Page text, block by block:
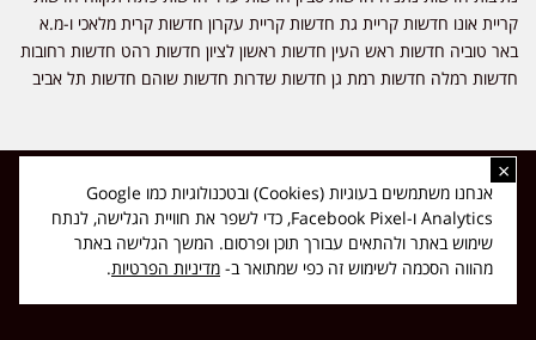
קריית אונו חדשות קריית גת חדשות קריית עקרון חדשות קרית מלאכי ו-מ.א
באר טוביה חדשות ראש העין חדשות ראשון לציון חדשות רהט חדשות רחובות
חדשות רמלה חדשות רמת גן חדשות שדרות חדשות שוהם חדשות תל אביב
כל הזכויות שמורות ל-ליזה ללוצאשווילי - חדשות אפס שמונה - דיווחים בזמן
אמת, נוסד בשנת 2019 | טל' לפרסומים 054-9759222 מייל מערכת
news08.net@gmail.com
Made with ❤ byDIGITA
×
אנחנו משתמשים בעוגיות (Cookies) ובטכנולוגיות כמו Google
Analytics ו-Facebook Pixel, כדי לשפר את חוויית הגלישה, לנתח
שימוש באתר ולהתאים עבורך תוכן ופרסום. המשך הגלישה באתר
מהווה הסכמה לשימוש זה כפי שמתואר ב- מדיניות הפרטיות.